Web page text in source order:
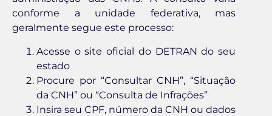
conforme a unidade federativa, mas
geralmente segue este processo:
Acesse o site oficial do DETRAN do seu
estado
Procure por “Consultar CNH”, “Situação
da CNH” ou “Consulta de Infrações”
Insira seu CPF, número da CNH ou dados